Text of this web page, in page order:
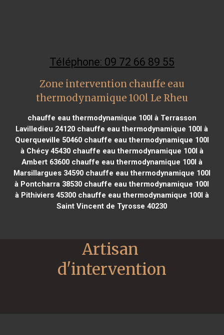
Téléphone: 09 72 66 89 55
Zone intervention chauffe eau
thermodynamique 100l Le Rheu
chauffe eau thermodynamique 100l à Terrasson
Lavilledieu 24120 chauffe eau thermodynamique 100l à
Querqueville 50460chauffe eau thermodynamique 100l
à Chécy 45430chauffe eau thermodynamique 100l à
Ambert 63600chauffe eau thermodynamique 100l à
Marsillargues 34590chauffe eau thermodynamique 100l
à Pontcharra 38530 chauffe eau thermodynamique 100l
à Pithiviers 45300chauffe eau thermodynamique 100l à
Saint Vincent de Tyrosse 40230
Artisan
d'intervention